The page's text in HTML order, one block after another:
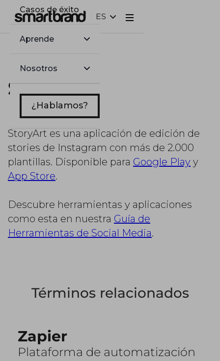
Casos de éxito
Aprende
Nosotros
¿Hablamos?
ES
StoryArt
StoryArt es una aplicación de edición de
stories de Instagram con más de 2.000
plantillas. Disponible para Google Play y
App Store.
Descubre herramientas y aplicaciones
como esta en nuestra Guía de
Herramientas de Social Media.
Términos relacionados
Zapier
Plataforma de automatización